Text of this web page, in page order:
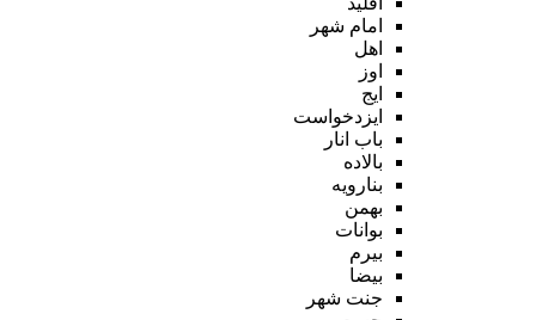
امام شهر
اهل
اوز
ایج
ایزدخواست
باب انار
بالاده
بنارویه
بهمن
بوانات
بیرم
بیضا
جنت شهر